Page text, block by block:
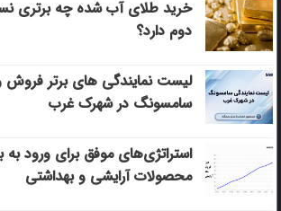
خرید طلای آب شده چه برتری
دوم دارد؟
لیست نمایندگی های برتر فروش
سامسونگ در شهرک غرب
استراتژی‌های موفق برای ورود به
محصولات آرایشی و بهداشتی